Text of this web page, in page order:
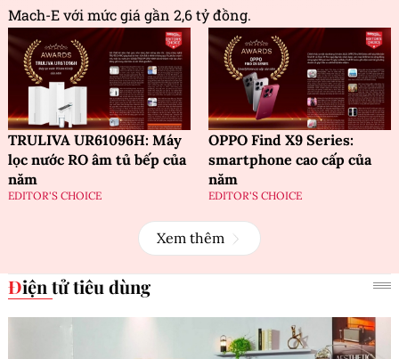
Mach-E với mức giá gần 2,6 tỷ đồng.
TRULIVA UR61096H: Máy
lọc nước RO âm tủ bếp của
năm
EDITOR'S CHOICE
OPPO Find X9 Series:
smartphone cao cấp của
năm
EDITOR'S CHOICE
Xem thêm
Điện tử tiêu dùng